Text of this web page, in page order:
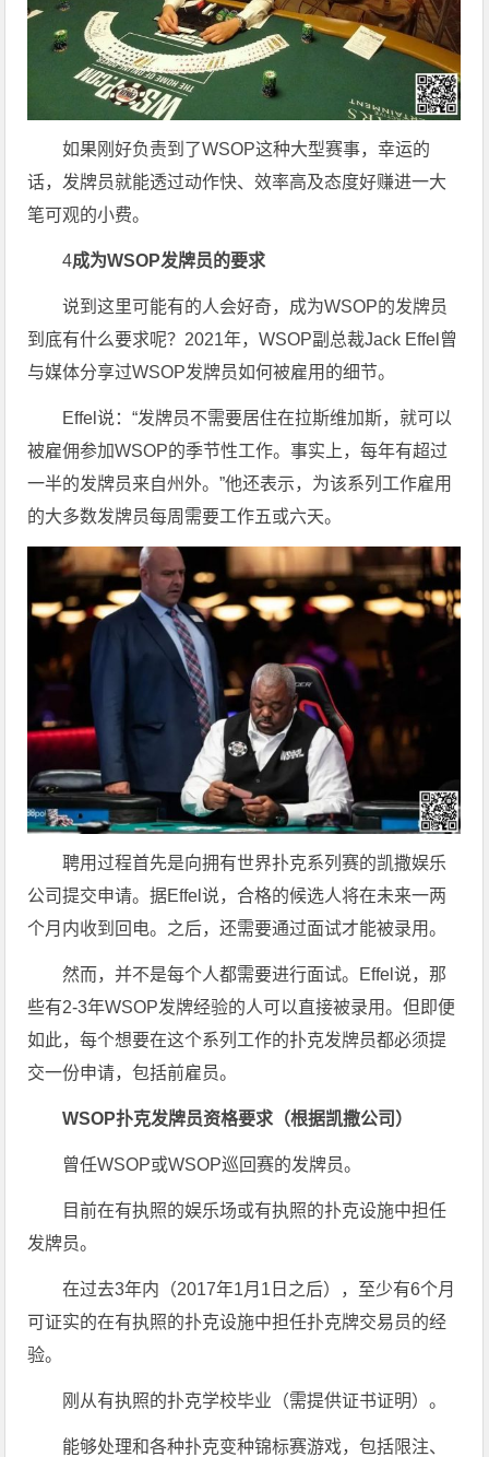
如果刚好负责到了WSOP这种大型赛事，幸运的
话，发牌员就能透过动作快、效率高及态度好赚进一大
笔可观的小费。
4成为WSOP发牌员的要求
说到这里可能有的人会好奇，成为WSOP的发牌员
到底有什么要求呢？2021年，WSOP副总裁Jack Effel曾
与媒体分享过WSOP发牌员如何被雇用的细节。
Effel说：“发牌员不需要居住在拉斯维加斯，就可以
被雇佣参加WSOP的季节性工作。事实上，每年有超过
一半的发牌员来自州外。”他还表示，为该系列工作雇用
的大多数发牌员每周需要工作五或六天。
聘用过程首先是向拥有世界扑克系列赛的凯撒娱乐
公司提交申请。据Effel说，合格的候选人将在未来一两
个月内收到回电。之后，还需要通过面试才能被录用。
然而，并不是每个人都需要进行面试。Effel说，那
些有2-3年WSOP发牌经验的人可以直接被录用。但即便
如此，每个想要在这个系列工作的扑克发牌员都必须提
交一份申请，包括前雇员。
WSOP扑克发牌员资格要求（根据凯撒公司）
曾任WSOP或WSOP巡回赛的发牌员。
目前在有执照的娱乐场或有执照的扑克设施中担任
发牌员。
在过去3年内（2017年1月1日之后），至少有6个月
可证实的在有执照的扑克设施中担任扑克牌交易员的经
验。
刚从有执照的扑克学校毕业（需提供证书证明）。
能够处理和各种扑克变种锦标赛游戏，包括限注、